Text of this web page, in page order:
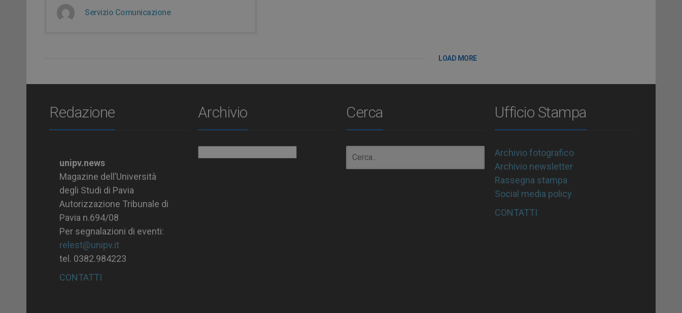
Servizio Comunicazione
LOAD MORE
Redazione
unipv.news
Magazine dell’Università
degli Studi di Pavia
Autorizzazione Tribunale di
Pavia n.694/08
Per segnalazioni di eventi:
relest@unipv.it
tel. 0382.984223
CONTATTI
Archivio Cerca Ufficio Stampa
Archivio fotografico
Archivio newsletter
Rassegna stampa
Social media policy
CONTATTI